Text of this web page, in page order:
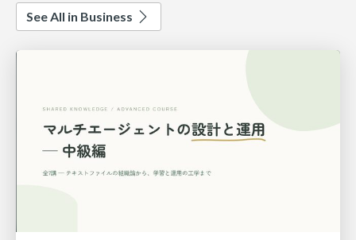
See All in Business